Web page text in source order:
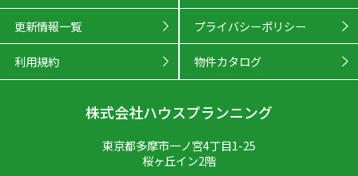
更新情報一覧 プライバシーポリシー
利用規約 物件カタログ
株式会社ハウスプランニング
東京都多摩市一ノ宮4丁目1-25
桜ヶ丘イン2階